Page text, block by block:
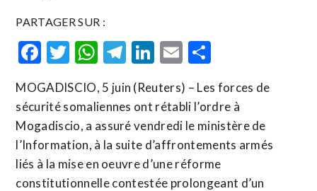
PARTAGER SUR :
Facebook
Twitter
WhatsApp
Telegram
LinkedIn
Email
MOGADISCIO, 5 juin (Reuters) – Les forces de
sécurité somaliennes ont rétabli l’ordre à
Mogadiscio, a assuré vendredi le ministère de
l’Information, à la suite d’affrontements armés
liés ​à ‌la mise en oeuvre d’une ​réforme
constitutionnelle ⁠contestée prolongeant d’un